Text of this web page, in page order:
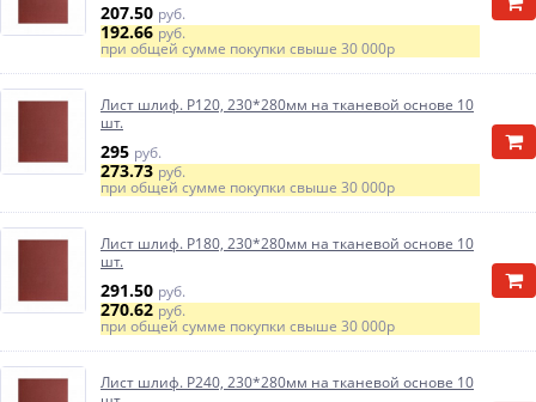
207.50 руб.
192.66руб.
при общей сумме покупки свыше 30 000р
Лист шлиф. Р120, 230*280мм на тканевой основе 10
шт.
295 руб.
273.73руб.
при общей сумме покупки свыше 30 000р
Лист шлиф. Р180, 230*280мм на тканевой основе 10
шт.
291.50 руб.
270.62руб.
при общей сумме покупки свыше 30 000р
Лист шлиф. Р240, 230*280мм на тканевой основе 10